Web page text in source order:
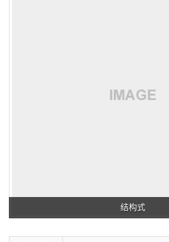
结构式